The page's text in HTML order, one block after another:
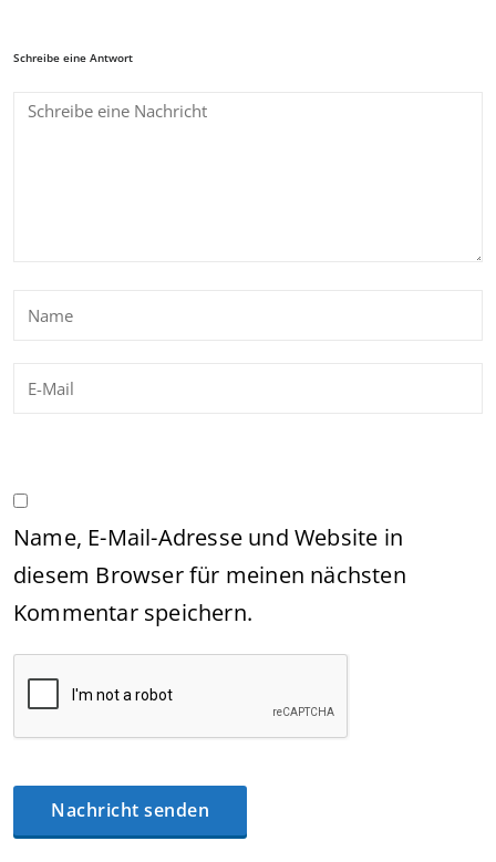
Schreibe eine Antwort
Name, E-Mail-Adresse und Website in
diesem Browser für meinen nächsten
Kommentar speichern.